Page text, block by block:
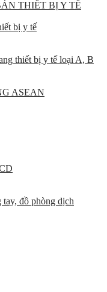
THIẾT BỊ Y TẾ
bị y tế
thiết bị y tế loại A, B
ASEAN
đồ phòng dịch